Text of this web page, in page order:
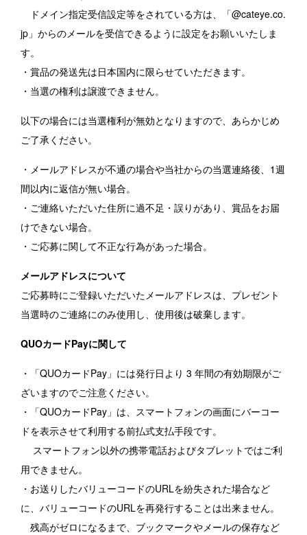
ドメイン指定受信設定等をされている方は、「@cateye.co.
jp」からのメールを受信できるように設定をお願いいたしま
す。
・賞品の発送先は日本国内に限らせていただきます。
・当選の権利は譲渡できません。
以下の場合には当選権利が無効となりますので、あらかじめ
ご了承ください。
・メールアドレスが不通の場合や当社からの当選連絡後、1週
間以内に返信が無い場合。
・ご連絡いただいた住所に過不足・誤りがあり、賞品をお届
けできない場合。
・ご応募に関して不正な行為があった場合。
メールアドレスについて
ご応募時にご登録いただいたメールアドレスは、プレゼント
当選時のご連絡にのみ使用し、使用後は破棄します。
QUOカードPayに関して
・「QUOカードPay」には発行日より 3 年間の有効期限がご
ざいますのでご注意ください。
・「QUOカードPay」は、スマートフォンの画面にバーコー
ドを表示させて利用する前払式支払手段です。
スマートフォン以外の携帯電話およびタブレットではご利
用できません。
・お送りしたバリューコードのURLを紛失された場合など
に、バリューコードのURLを再発行することは出来ません。
残高がゼロになるまで、ブックマークやメールの保存など